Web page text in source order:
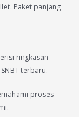
Paket panjang
ringkasan
terbaru.
proses